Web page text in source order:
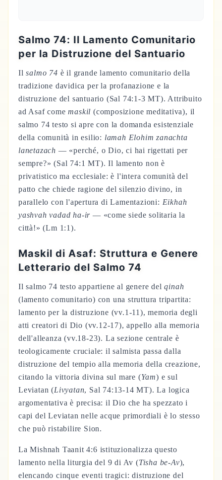
Salmo 74: Il Lamento Comunitario
per la Distruzione del Santuario
Ilsalmo 74 è il grande lamento comunitario della
tradizione davidica per la profanazione e la
distruzione del santuario (Sal 74:1-3 MT). Attribuito
ad Asaf comemaskil (composizione meditativa), il
salmo 74 testo si apre con la domanda esistenziale
della comunità in esilio: lamah Elohim zanachta
lanetazach — «perché, o Dio, ci hai rigettati per
sempre?» (Sal 74:1 MT). Il lamento non è
privatistico ma ecclesiale: è l'intera comunità del
patto che chiede ragione del silenzio divino, in
parallelo con l'apertura di Lamentazioni: Eikhah
yashvah vadad ha-ir — «come siede solitaria la
città!» (Lm 1:1).
Maskil di Asaf: Struttura e Genere
Letterario del Salmo 74
Il salmo 74 testo appartiene al genere delqinah
(lamento comunitario) con una struttura tripartita:
lamento per la distruzione (vv.1-11), memoria degli
atti creatori di Dio (vv.12-17), appello alla memoria
dell'alleanza (vv.18-23). La sezione centrale è
teologicamente cruciale: il salmista passa dalla
distruzione del tempio alla memoria della creazione,
citando la vittoria divina sul mare (Yam) e sul
Leviatan (Livyatan, Sal 74:13-14 MT). La logica
argomentativa è precisa: il Dio che ha spezzato i
capi del Leviatan nelle acque primordiali è lo stesso
che può ristabilire Sion.
La Mishnah Taanit 4:6 istituzionalizza questo
lamento nella liturgia del 9 di Av (Tisha be-Av),
elencando cinque eventi tragici: distruzione del